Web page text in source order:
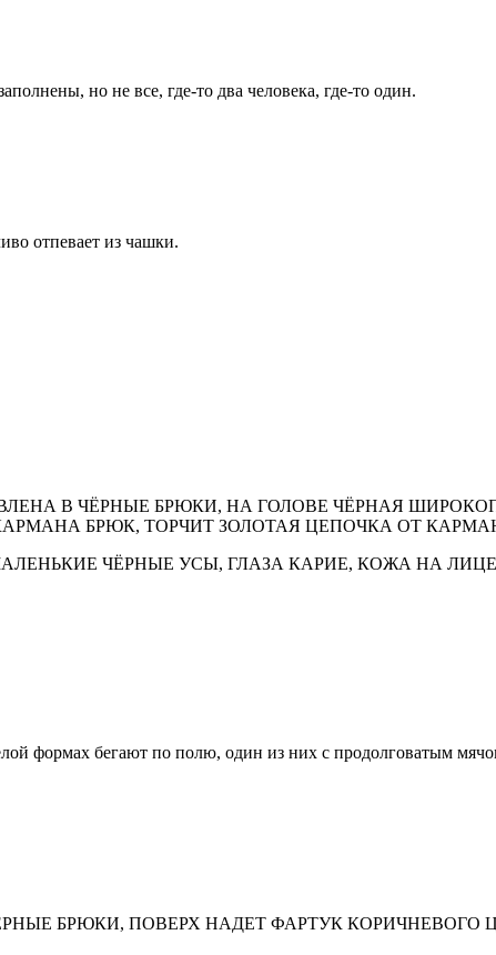
но не все, где-то два человека, где-то один.
отпевает из чашки.
В ЧЁРНЫЕ БРЮКИ, НА ГОЛОВЕ ЧЁРНАЯ
БРЮК, ТОРЧИТ ЗОЛОТАЯ ЦЕПОЧКА ОТ
ЧЁРНЫЕ УСЫ, ГЛАЗА КАРИЕ, КОЖА НА ЛИЦЕ
формах бегают по полю, один из них с продолговатым
БРЮКИ, ПОВЕРХ НАДЕТ ФАРТУК КОРИЧНЕВОГО